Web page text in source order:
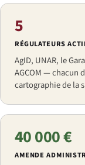
5
RÉGULATEURS
AgID, UNAR, le
AGCOM — chacun
cartographie de la
40 000 €
AMENDE